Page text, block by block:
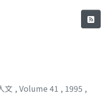
文 , Volume 41 , 1995 ,